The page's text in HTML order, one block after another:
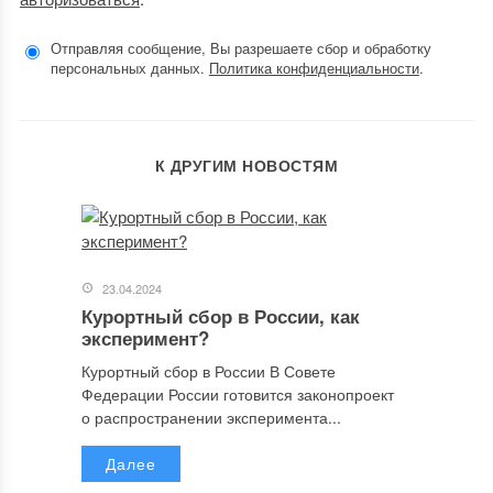
Отправляя сообщение, Вы разрешаете сбор и обработку
персональных данных. Политика конфиденциальности.
К ДРУГИМ НОВОСТЯМ
23.04.2024
Курортный сбор в России, как
эксперимент?
Курортный сбор в России В Совете
Федерации России готовится законопроект
о распространении эксперимента...
Далее